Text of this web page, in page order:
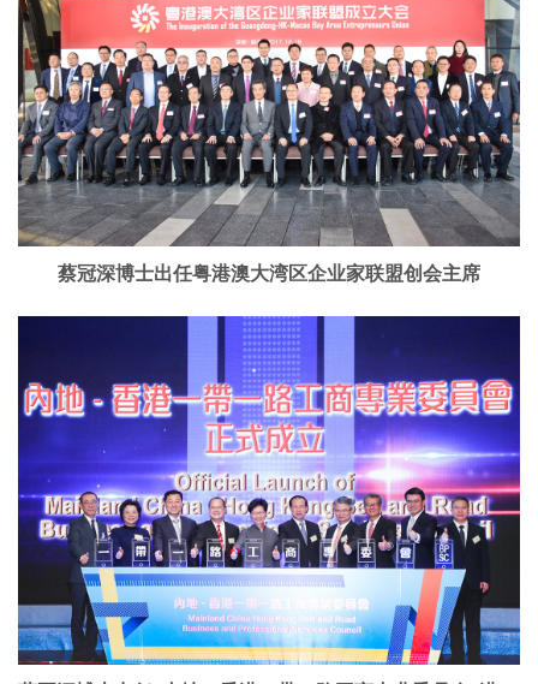
蔡冠深博士出任粤港澳大湾区企业家联盟创会主席